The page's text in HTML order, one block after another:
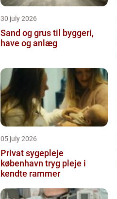
30 july 2026
Sand og grus til byggeri,
have og anlæg
05 july 2026
Privat sygepleje
københavn tryg pleje i
kendte rammer